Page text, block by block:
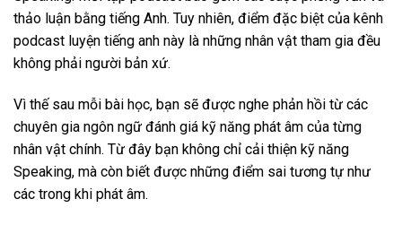
thảo luận bằng tiếng Anh. Tuy nhiên, điểm đặc biệt của kênh
podcast luyện tiếng anh này là những nhân vật tham gia đều
không phải người bản xứ.
Vì thế sau mỗi bài học, bạn sẽ được nghe phản hồi từ các
chuyên gia ngôn ngữ đánh giá kỹ năng phát âm của từng
nhân vật chính. Từ đây bạn không chỉ cải thiện kỹ năng
Speaking, mà còn biết được những điểm sai tương tự như
các trong khi phát âm.